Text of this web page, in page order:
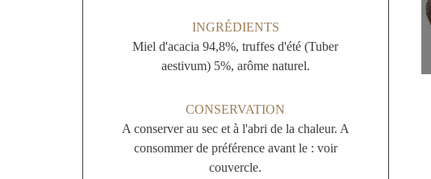
INGRÉDIENTS
Miel d'acacia 94,8%, truffes d'été (Tuber
aestivum) 5%, arôme naturel.
CONSERVATION
A conserver au sec et à l'abri de la chaleur. A
consommer de préférence avant le : voir
couvercle.